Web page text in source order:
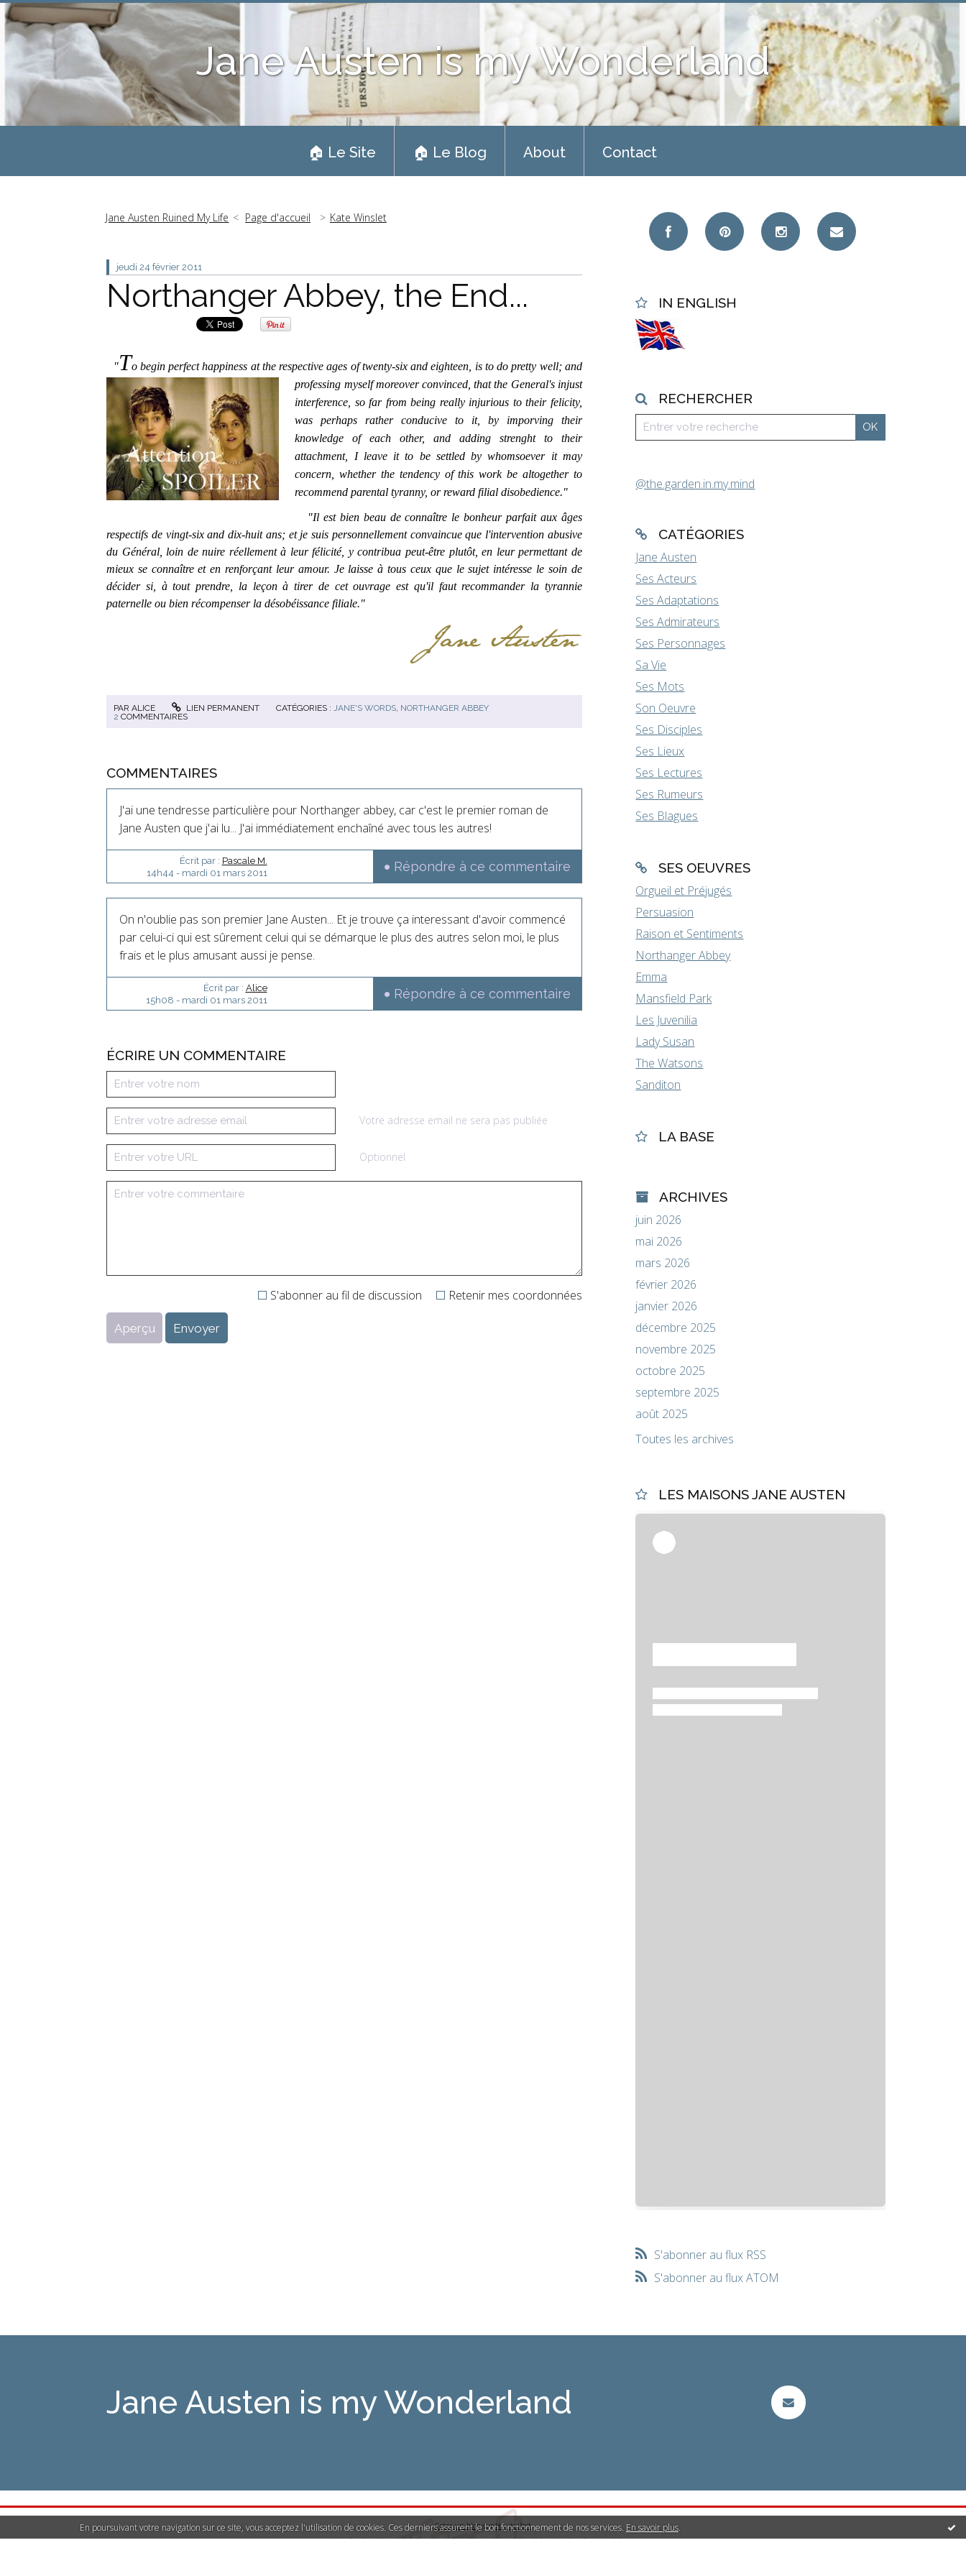
En poursuivant votre navigation sur ce site, vous acceptez l'utilisation de cookies. Ces derniers assurent le bon fonctionnement de nos services. En savoir plus.
Jane Austen is my Wonderland
🏠 Le Site 🏠 Le Blog About Contact
Jane Austen Ruined My Life Page d'accueil Kate Winslet
jeudi 24 février 2011
Northanger Abbey, the End...
"To begin perfect happiness at the respective ages of twenty-six and eighteen, is to dopretty well; and
professing myself moreover convinced, that the General's injust
interference, so far from being really injurious to their felicity,
was perhaps rather conducive to it, by imporving their
knowledge of each other, and adding strenght to their
attachment, I leave it to be settled by whomsoever it may
concern, whether the tendency of this work be altogether to
recommend parental tyranny, or reward filial disobedience."
"Il est bien beau de connaître le bonheur parfait aux âges
respectifs de vingt-six and dix-huit ans; et je suis personnellement convaincue que l'intervention abusive
du Général, loin de nuire réellement à leur félicité, y contribua peut-être plutôt, en leur permettant de
mieux se connaître et en renforçant leur amour. Je laisse à tous ceux que le sujet intéresse le soin de
décider si, à tout prendre, la leçon à tirer de cet ouvrage est qu'il faut recommander la tyrannie
paternelle ou bien récompenser la désobéissance filiale."
PAR ALICE LIEN PERMANENT CATÉGORIES : JANE'S WORDS NORTHANGER ABBEY
2 COMMENTAIRES
COMMENTAIRES
J'ai une tendresse particulière pour Northanger abbey, car c'est le premier roman de
Jane Austen que j'ai lu... J'ai immédiatement enchaîné avec tous les autres!
Écrit par : Pascale M.
14h44 - mardi 01 mars 2011 Répondre à ce commentaire
On n'oublie pas son premier Jane Austen... Et je trouve ça interessant d'avoir commencé
par celui-ci qui est sûrement celui qui se démarque le plus des autres selon moi, le plus
frais et le plus amusant aussi je pense.
Écrit par : Alice
15h08 - mardi 01 mars 2011 Répondre à ce commentaire
ÉCRIRE UN COMMENTAIRE
Votre adresse email ne sera pas publiée
Optionnel
Retenir mes coordonnées
S'abonner au fil de discussion
IN ENGLISH
RECHERCHER
@the.garden.in.my.mind
CATÉGORIES
Jane Austen
Ses Acteurs
Ses Adaptations
Ses Admirateurs
Ses Personnages
Sa Vie
Ses Mots
Son Oeuvre
Ses Disciples
Ses Lieux
Ses Lectures
Ses Rumeurs
Ses Blagues
SES OEUVRES
Orgueil et Préjugés
Persuasion
Raison et Sentiments
Northanger Abbey
Emma
Mansfield Park
Les Juvenilia
Lady Susan
The Watsons
Sanditon
LA BASE
ARCHIVES
juin 2026
mai 2026
mars 2026
février 2026
janvier 2026
décembre 2025
novembre 2025
octobre 2025
septembre 2025
août 2025
Toutes les archives
LES MAISONS JANE AUSTEN
S'abonner au flux RSS
S'abonner au flux ATOM
Jane Austen is my Wonderland
Créer un blogsurHautetfort
Les derniers blogs mis à jour|Les dernières notes publiées|Les tags les plus populaires